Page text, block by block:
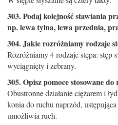
303. Podaj kolejność stawiania
np. lewa tylna, lewa przednia,
304. Jakie rozróżniamy rodzaje
Rozróżniamy 4 rodzaje stępa: stęp
wyciągnięty i zebrany.
305. Opisz pomoce stosowane
Obustronne działanie ciężarem i
konia do ruchu naprzód,
umożliwia ruch.